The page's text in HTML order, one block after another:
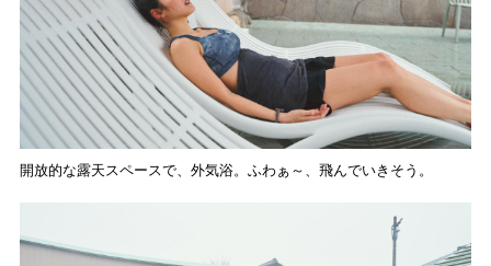
開放的な露天スペースで、外気浴。ふわぁ～、飛んでいきそう。